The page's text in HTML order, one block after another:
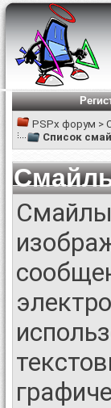
PSPx форум >
Список
Смайлы